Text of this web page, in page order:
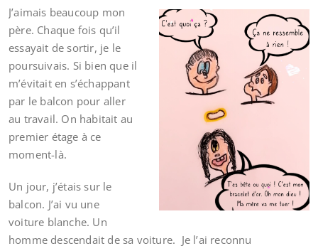
J’aimais beaucoup mon
père. Chaque fois qu’il
essayait de sortir, je le
poursuivais. Si bien que il
m’évitait en s’échappant
par le balcon pour aller
au travail. On habitait au
premier étage à ce
moment-là.
Un jour, j’étais sur le
balcon. J’ai vu une
voiture blanche. Un
homme descendait de sa voiture. Je l’ai reconnu